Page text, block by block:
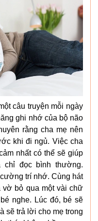
câu truyện mỗi ngày
ghi nhớ của bộ não
rằng cha mẹ nên
khi đi ngủ. Việc cha
nhất có thể sẽ giúp
đọc bình thường.
trí nhớ. Cùng hát
vờ bỏ qua một vài chữ
nghe. Lúc đó, bé sẽ
sẽ trả lời cho mẹ trong